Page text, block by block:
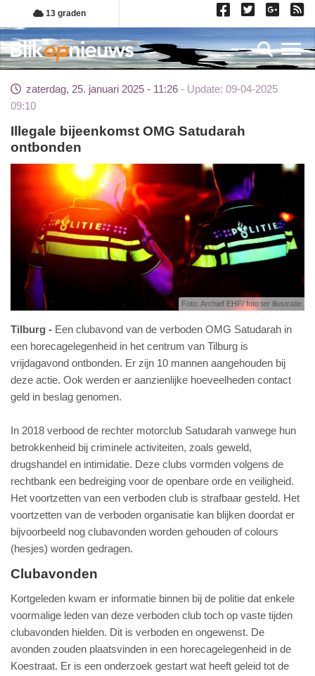
Overslaan
en
naar
de
gaan
13 graden
zaterdag, 25. januari 2025 - 11:26
Update: 09-04-2025
09:10
Illegale bijeenkomst OMG Satudarah
ontbonden
Foto: Archief EHF/ foto ter illustratie
Tilburg
Een clubavond van de verboden OMG Satudarah in
een horecagelegenheid in het centrum van Tilburg is
vrijdagavond ontbonden. Er zijn 10 mannen aangehouden bij
deze actie. Ook werden er aanzienlijke hoeveelheden contact
geld in beslag genomen.
In 2018 verbood de rechter motorclub Satudarah vanwege hun
betrokkenheid bij criminele activiteiten, zoals geweld,
drugshandel en intimidatie. Deze clubs vormden volgens de
rechtbank een bedreiging voor de openbare orde en veiligheid.
Het voortzetten van een verboden club is strafbaar gesteld. Het
voortzetten van de verboden organisatie kan blijken doordat er
bijvoorbeeld nog clubavonden worden gehouden of colours
(hesjes) worden gedragen.
Clubavonden
Kortgeleden kwam er informatie binnen bij de politie dat enkele
voormalige leden van deze verboden club toch op vaste tijden
clubavonden hielden. Dit is verboden en ongewenst. De
avonden zouden plaatsvinden in een horecagelegenheid in de
Koestraat. Er is een onderzoek gestart wat heeft geleid tot de